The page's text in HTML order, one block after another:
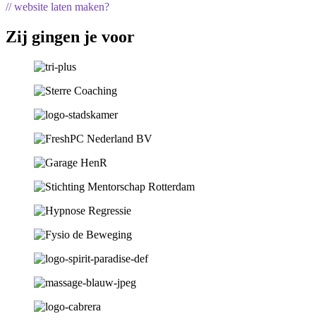
// website laten maken?
Zij gingen je voor